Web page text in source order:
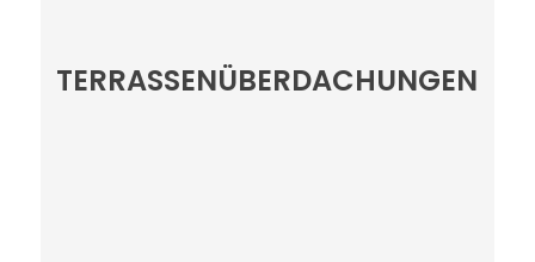
TERRASSEN­ÜBERDACHUNGEN